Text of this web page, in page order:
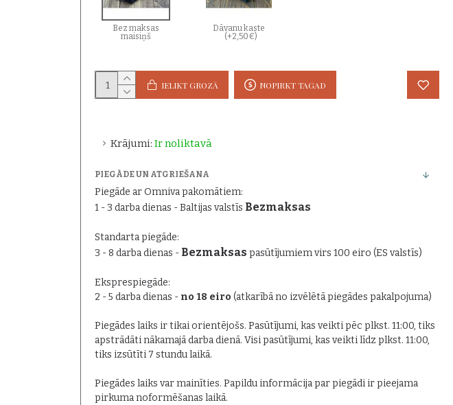
Krājumi: Ir noliktavā
Bez maksas
maisiņš
Dāvanu kaste
(+2,50€)
IELIKT GROZĀ NOPIRKT TAGAD
PIEGĀDE UN ATGRIEŠANA
Piegāde ar Omniva pakomātiem:
1 - 3 darba dienas - Baltijas valstīs Bezmaksas
Standarta piegāde:
3 - 8 darba dienas - Bezmaksas pasūtījumiem virs 100 eiro (ES valstīs)
Eksprespiegāde:
2 - 5 darba dienas - no 18 eiro (atkarībā no izvēlētā piegādes pakalpojuma)
Piegādes laiks ir tikai orientējošs. Pasūtījumi, kas veikti pēc plkst. 11:00, tiks
apstrādāti nākamajā darba dienā. Visi pasūtījumi, kas veikti līdz plkst. 11:00,
tiks izsūtīti 7 stundu laikā.
Piegādes laiks var mainīties. Papildu informācija par piegādi ir pieejama
pirkuma noformēšanas laikā.